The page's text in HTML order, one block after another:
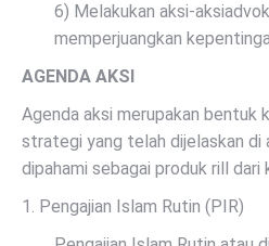
6) Melakukan aksi-
memperjuangkan
AGENDA AKSI
Agenda aksi merupakan bentuk
strategi yang telah dijelaskan di
dipahami sebagai produk rill dari
1. Pengajian Islam Rutin (PIR)